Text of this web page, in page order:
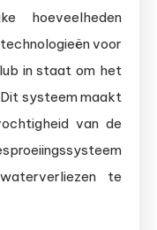
hoeveelheden
voor
in staat om het
systeem maakt
van de
te